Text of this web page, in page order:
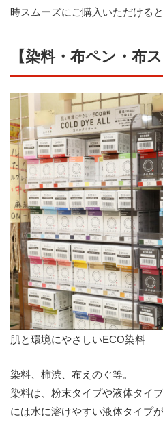
時スムーズにご購入いただける
【染料・布ペン・布
肌と環境にやさしいECO染料
染料、柿渋、布えのぐ等。
染料は、粉末タイプや液体タイ
には水に溶けやすい液体タイプ